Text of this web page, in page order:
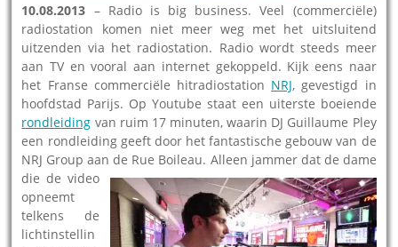
10.08.2013 – Radio is big business. Veel (commerciële)
radiostation komen niet meer weg met het uitsluitend
uitzenden via het radiostation. Radio wordt steeds meer
aan TV en vooral aan internet gekoppeld. Kijk eens naar
het Franse commerciële hitradiostation NRJ, gevestigd in
hoofdstad Parijs. Op Youtube staat een uiterste boeiende
rondleiding van ruim 17 minuten, waarin DJ Guillaume Pley
een rondleiding geeft door het fantastische gebouw van de
NRJ Group aan de Rue Boileau. Alleen jammer dat de dame
die de video
opneemt
telkens de
lichtinstellin